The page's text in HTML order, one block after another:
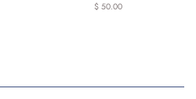
Precio
$ 50.00